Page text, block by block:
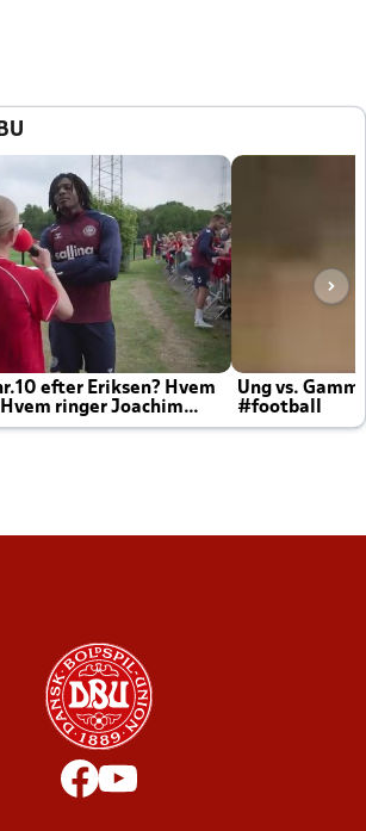
efter Eriksen? Hvem
ringer Joachim
Ung vs.
#football